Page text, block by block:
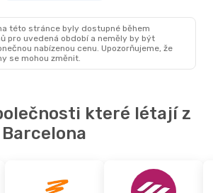
této stránce byly dostupné během
pro uvedená období a neměly by být
nabízenou cenu. Upozorňujeme, že
se mohou změnit.
které létají z